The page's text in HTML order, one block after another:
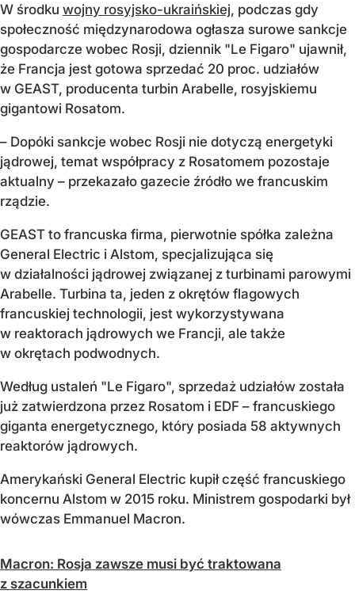
W środku wojny rosyjsko-ukraińskiej, podczas gdy
społeczność międzynarodowa ogłasza surowe sankcje
gospodarcze wobec Rosji, dziennik "Le Figaro" ujawnił,
że Francja jest gotowa sprzedać 20 proc. udziałów
w GEAST, producenta turbin Arabelle, rosyjskiemu
gigantowi Rosatom.
– Dopóki sankcje wobec Rosji nie dotyczą energetyki
jądrowej, temat współpracy z Rosatomem pozostaje
aktualny – przekazało gazecie źródło we francuskim
rządzie.
GEAST to francuska firma, pierwotnie spółka zależna
General Electric i Alstom, specjalizująca się
w działalności jądrowej związanej z turbinami parowymi
Arabelle. Turbina ta, jeden z okrętów flagowych
francuskiej technologii, jest wykorzystywana
w reaktorach jądrowych we Francji, ale także
w okrętach podwodnych.
Według ustaleń "Le Figaro", sprzedaż udziałów została
już zatwierdzona przez Rosatom i EDF – francuskiego
giganta energetycznego, który posiada 58 aktywnych
reaktorów jądrowych.
Amerykański General Electric kupił część francuskiego
koncernu Alstom w 2015 roku. Ministrem gospodarki był
wówczas Emmanuel Macron.
Macron: Rosja zawsze musi być traktowana
z szacunkiem